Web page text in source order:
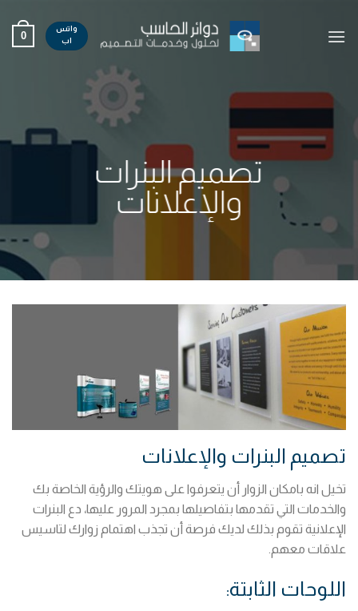
واتس
اب
0
تصميم البنرات
والإعلانات
تصميم البنرات والإعلانات
تخيل انه بامكان الزوار أن يتعرفوا على هويتك والرؤية الخاصة بك
والخدمات التي تقدمها بتفاصيلها بمجرد المرور عليها، دع البنرات
الإعلانية تقوم بذلك لديك فرصة أن تجذب اهتمام زوارك لتاسيس
علاقات معهم.
اللوحات الثابتة: